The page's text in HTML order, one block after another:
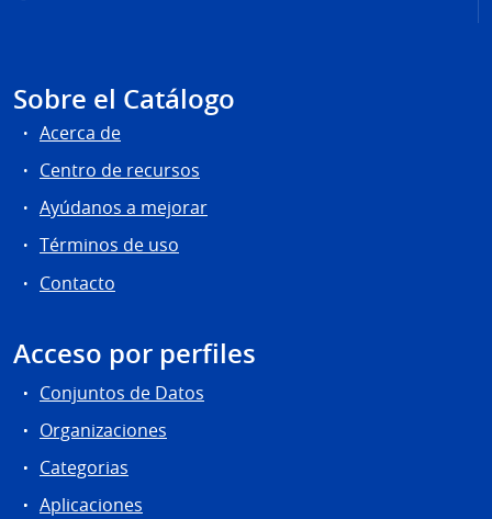
Sobre el Catálogo
Acerca de
Centro de recursos
Ayúdanos a mejorar
Términos de uso
Contacto
Acceso por perfiles
Conjuntos de Datos
Organizaciones
Categorias
Aplicaciones